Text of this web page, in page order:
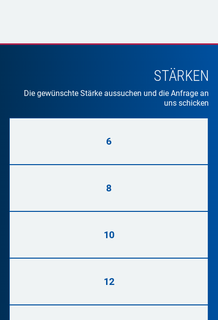
STÄRKEN
Die gewünschte Stärke aussuchen und die Anfrage an
uns schicken
6
8
10
12